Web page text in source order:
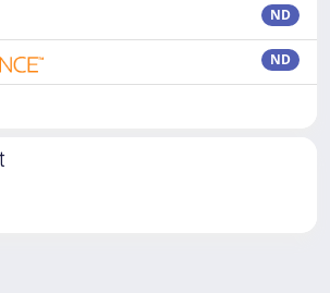
ND
ND